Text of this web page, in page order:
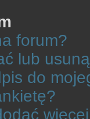
forum?
lub
do